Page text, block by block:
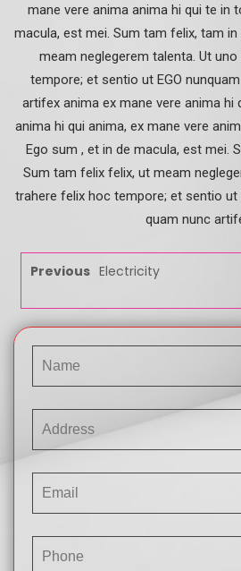
mane vere anima anima hi qui te in
macula, est mei. Sum tam felix, tam
meam neglegerem talenta. Ut
tempore; et sentio ut EGO
artifex anima ex mane vere anima hi
anima hi qui anima, ex mane vere
Ego sum , et in de macula, est mei.
Sum tam felix felix, ut meam
trahere felix hoc tempore; et sentio ut
quam nunc
Previous Electricity